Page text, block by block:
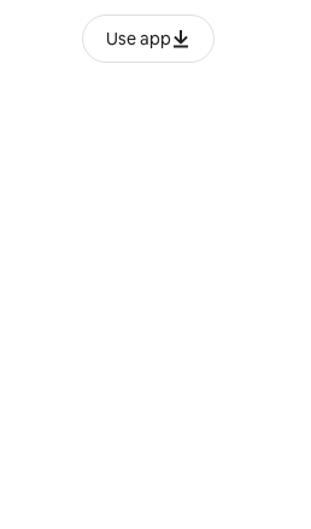
Use app